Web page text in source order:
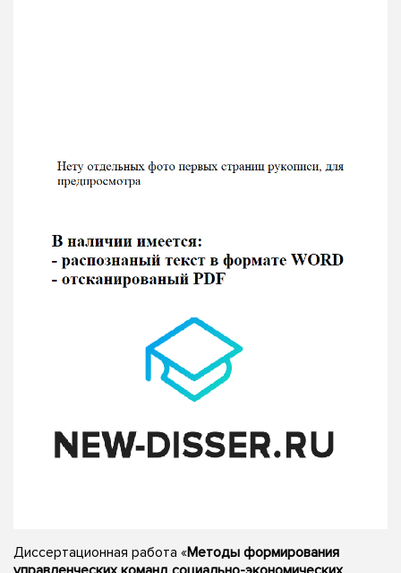
Диссертационная работа «Методы формирования